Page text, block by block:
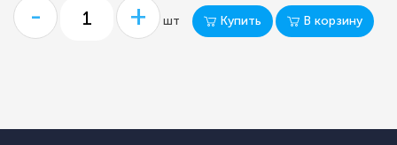
- + шт Купить В корзину